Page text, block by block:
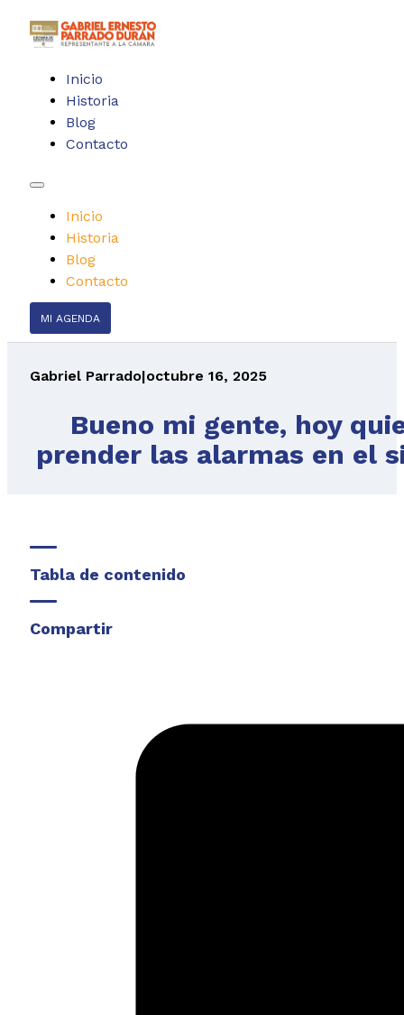
Inicio
Historia
Blog
Contacto
Inicio
Historia
Blog
Contacto
MI AGENDA
Gabriel Parrado|octubre 16, 2025
Bueno mi gente, hoy
prender las alarmas en el
Tabla de contenido
Compartir